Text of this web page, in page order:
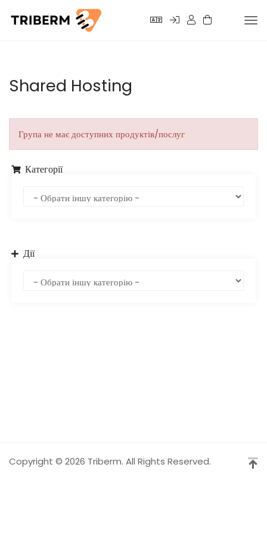
Shared Hosting
Група не має доступних продуктів/послуг
Категорії
Дії
Copyright © 2026 Triberm. All Rights Reserved.